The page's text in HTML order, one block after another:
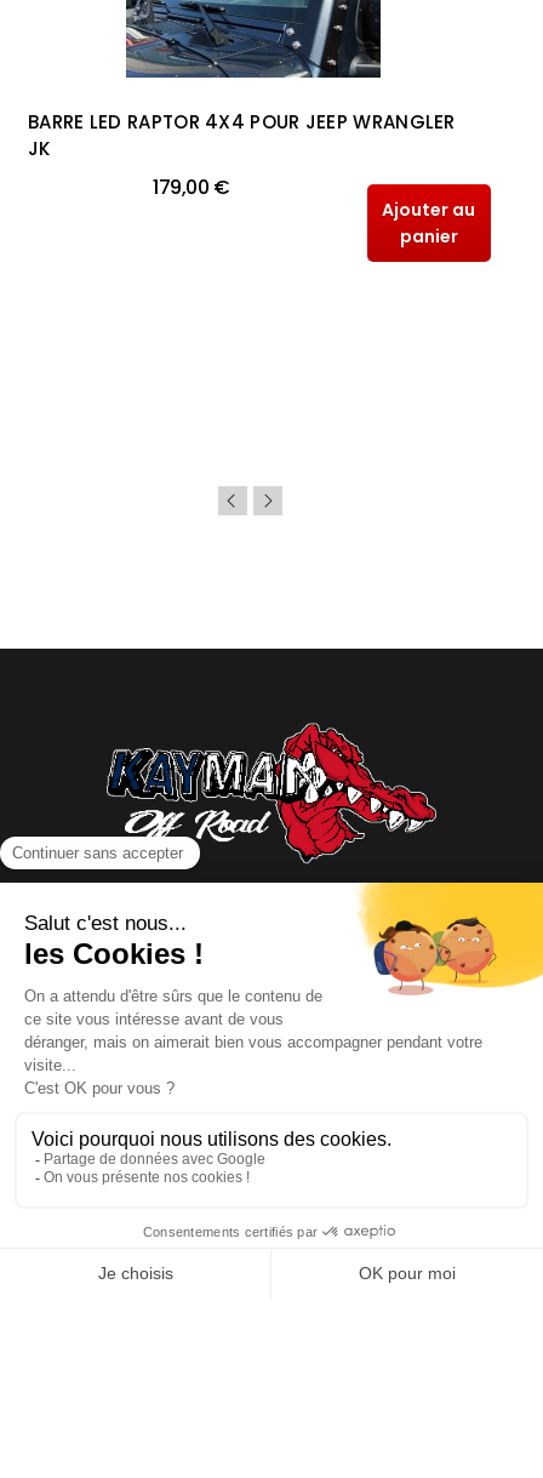
BARRE LED RAPTOR 4X4 POUR JEEP WRANGLER
JK
179,00 €
Ajouter au
panier
NOUS CONTACTER
INFORMATIONS
NOS PARTENAIRES
HORAIRES D'OUVERTURE
Copyright © 2026 Kayman Offroad 4x4 - Tous droits réservés -